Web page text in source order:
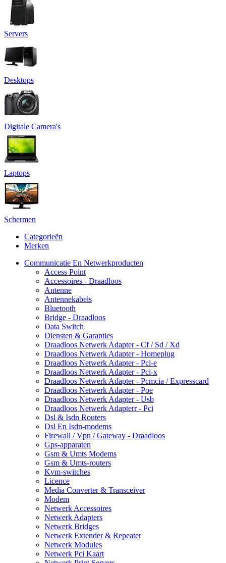
Servers
Desktops
Digitale Camera's
Laptops
Schermen
Categorieën
Merken
Communicatie En Netwerkproducten
Access Point
Accessoires - Draadloos
Antenne
Antennekabels
Bluetooth
Bridge - Draadloos
Data Switch
Diensten & Garanties
Draadloos Netwerk Adapter - Cf / Sd / Xd
Draadloos Netwerk Adapter - Homeplug
Draadloos Netwerk Adapter - Pci-e
Draadloos Netwerk Adapter - Pci-x
Draadloos Netwerk Adapter - Pcmcia / Expresscard
Draadloos Netwerk Adapter - Poe
Draadloos Netwerk Adapter - Usb
Draadloos Netwerk Adapterr - Pci
Dsl & Isdn Routers
Dsl En Isdn-modems
Firewall / Vpn / Gateway - Draadloos
Gps-apparaten
Gsm & Umts Modems
Gsm & Umts-routers
Kvm-switches
Licence
Media Converter & Transceiver
Modem
Netwerk Accessoires
Netwerk Adapters
Netwerk Bridges
Netwerk Extender & Repeater
Netwerk Modules
Netwerk Pci Kaart